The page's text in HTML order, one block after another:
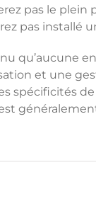
pas le
pas installé
qu’aucune
et une
spécificités